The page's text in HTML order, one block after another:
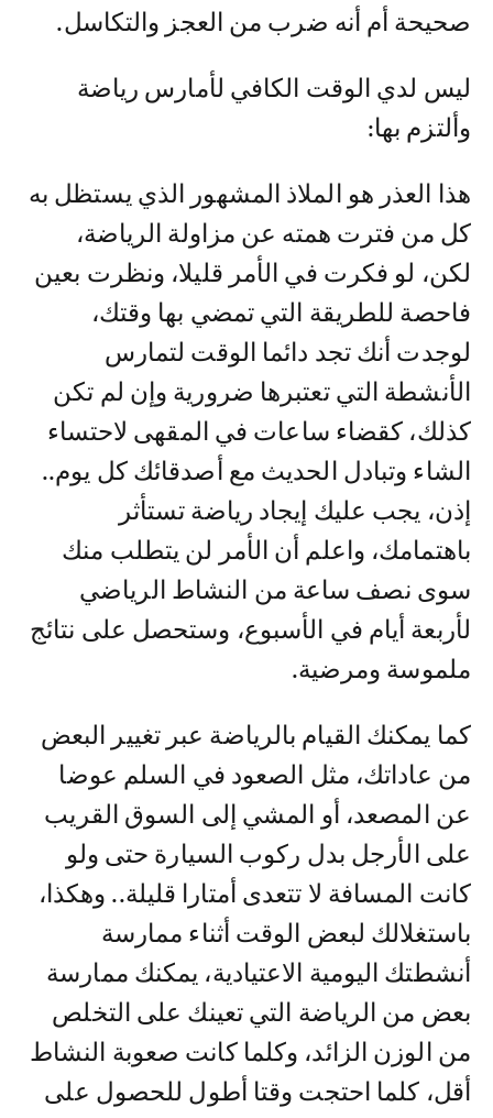
صحيحة أم أنه ضرب من العجز والتكاسل.
ليس لدي الوقت الكافي لأمارس رياضة
وألتزم بها:
هذا العذر هو الملاذ المشهور الذي يستظل به
كل من فترت همته عن مزاولة الرياضة،
لكن، لو فكرت في الأمر قليلا، ونظرت بعين
فاحصة للطريقة التي تمضي بها وقتك،
لوجدت أنك تجد دائما الوقت لتمارس
الأنشطة التي تعتبرها ضرورية وإن لم تكن
كذلك، كقضاء ساعات في المقهى لاحتساء
الشاء وتبادل الحديث مع أصدقائك كل يوم..
إذن، يجب عليك إيجاد رياضة تستأثر
باهتمامك، واعلم أن الأمر لن يتطلب منك
سوى نصف ساعة من النشاط الرياضي
لأربعة أيام في الأسبوع، وستحصل على نتائج
ملموسة ومرضية.
كما يمكنك القيام بالرياضة عبر تغيير البعض
من عاداتك، مثل الصعود في السلم عوضا
عن المصعد، أو المشي إلى السوق القريب
على الأرجل بدل ركوب السيارة حتى ولو
كانت المسافة لا تتعدى أمتارا قليلة.. وهكذا،
باستغلالك لبعض الوقت أثناء ممارسة
أنشطتك اليومية الاعتيادية، يمكنك ممارسة
بعض من الرياضة التي تعينك على التخلص
من الوزن الزائد، وكلما كانت صعوبة النشاط
أقل، كلما احتجت وقتا أطول للحصول على